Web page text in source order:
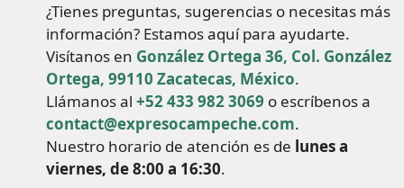
¿Tienes preguntas, sugerencias o necesitas más
información? Estamos aquí para ayudarte.
Visítanos en González Ortega 36, Col. González
Ortega, 99110 Zacatecas, México.
Llámanos al +52 433 982 3069 o escríbenos a
contact@expresocampeche.com.
Nuestro horario de atención es de lunes a
viernes, de 8:00 a 16:30.